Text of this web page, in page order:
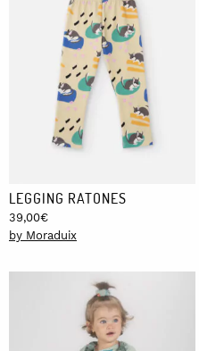
LEGGING RATONES
39,00€
by Moraduix